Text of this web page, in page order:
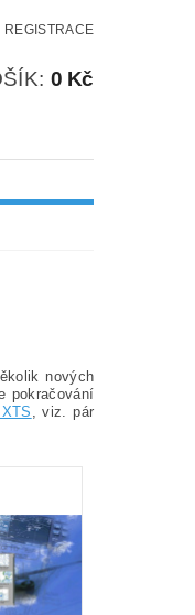
REGISTRACE
0 Kč
nových
pokračování
, viz. pár